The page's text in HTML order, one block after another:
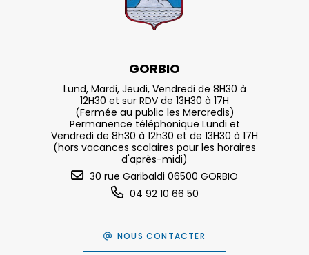
GORBIO
Lund, Mardi, Jeudi, Vendredi de 8H30 à
12H30 et sur RDV de 13H30 à 17H
(Fermée au public les Mercredis)
Permanence téléphonique Lundi et
Vendredi de 8h30 à 12h30 et de 13H30 à 17H
(hors vacances scolaires pour les horaires
d'après-midi)
30 rue Garibaldi 06500 GORBIO
04 92 10 66 50
NOUS CONTACTER